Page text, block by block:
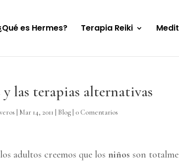
es Hermes? Terapia Reiki
y las terapias alternativas
Mar 14, 2011 Blog 0 Comentarios
adultos creemos que losniños son